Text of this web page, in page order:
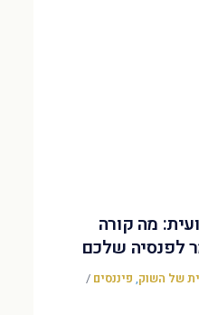
מה קורה
לפנסיה שלכם
של השוק, פיננסים /